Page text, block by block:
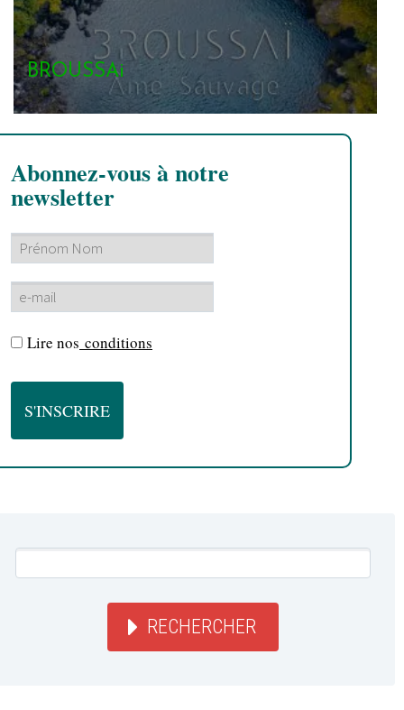
BROUSSAi
Abonnez-vous à notre
newsletter
Lire nos conditions
RECHERCHER